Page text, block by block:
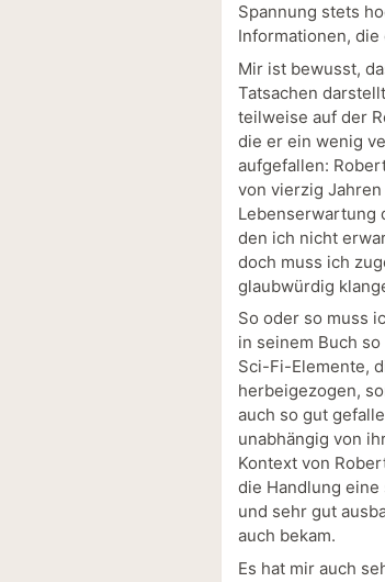
Spannung stets
Informationen,
Mir ist bewusst,
Tatsachen
teilweise auf der
die er ein wenig
aufgefallen:
von vierzig
Lebenserwartung
den ich nicht
doch muss ich
glaubwürdig
So oder so muss
in seinem Buch
Sci-Fi-Elemente,
herbeigezogen,
auch so gut
unabhängig von
Kontext von
die Handlung
und sehr gut
auch bekam.
Es hat mir auch